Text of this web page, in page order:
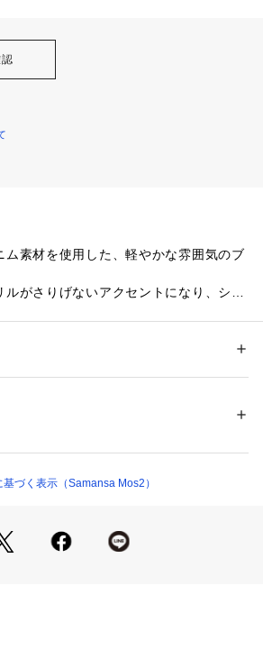
ム素材を使用した、軽やかな雰囲気のブ
がさりげないアクセントになり、シン
きりまとめるスタイルもおすすめで
やお客様のご利用のPC・スマートフォ
より実物と色味に差異がある場合がご
イクリーニング
は、商品の品質表示タグをご覧ください
プ）
づく表示（Samansa Mos2）